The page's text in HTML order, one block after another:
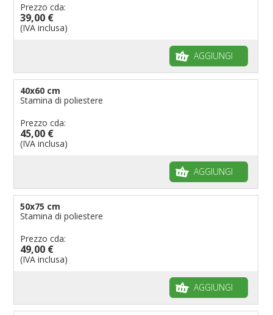
Prezzo cda:
39,00 €
(IVA inclusa)
AGGIUNGI
40x60 cm
Stamina di poliestere
Prezzo cda:
45,00 €
(IVA inclusa)
AGGIUNGI
50x75 cm
Stamina di poliestere
Prezzo cda:
49,00 €
(IVA inclusa)
AGGIUNGI